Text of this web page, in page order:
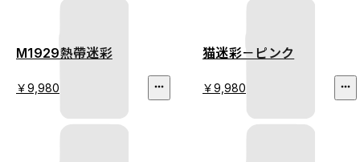
M1929熱帶迷彩
￥9,980
猫迷彩－ピンク
￥9,980